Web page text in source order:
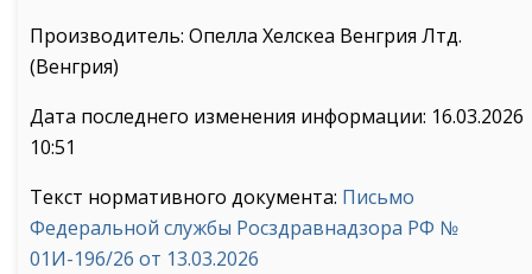
Производитель: Опелла Хелскеа Венгрия Лтд.
(Венгрия)
Дата последнего изменения информации: 16.03.2026
10:51
Текст нормативного документа: Письмо
Федеральной службы Росздравнадзора РФ №
01И-196/26 от 13.03.2026